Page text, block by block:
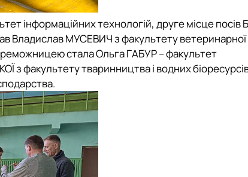
інформаційних технологій, друге місцепосів
Владислав МУСЕВИЧ зфакультету
стала Ольга ГАБУР –факультет
зфакультету тваринництва і водних
.